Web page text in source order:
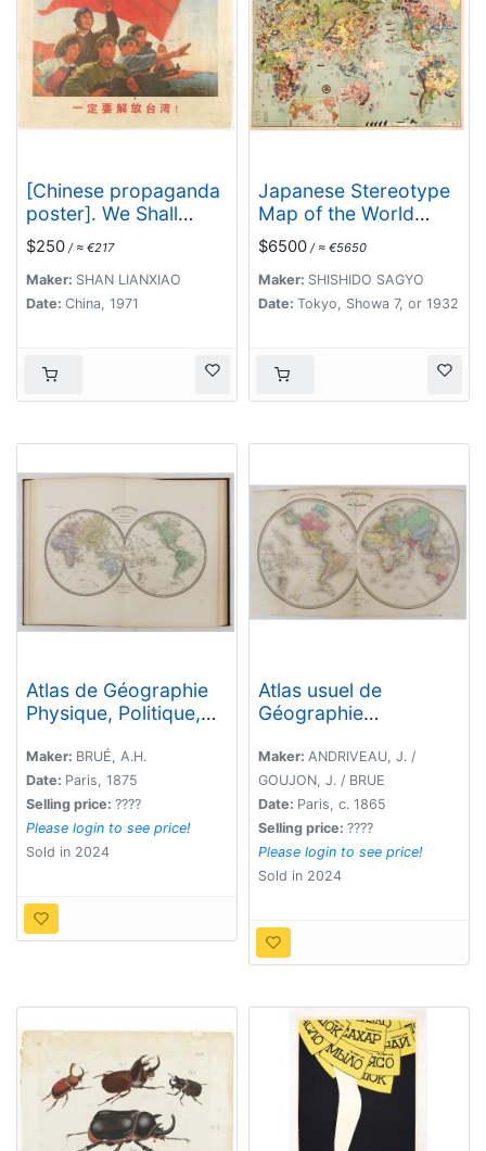
[Chinese propaganda
poster]. We Shall
Liberate Taiwan !
$250 / ≈ €217
Maker: SHAN LIANXIAO
Date: China, 1971
Japanese Stereotype
Map of the World
from 1932 Share
Hitome de wakaru
Manga sekai genjō
chizu. At a glance:
Situation. 目でわか
る 漫画世界現状地圖
$6500 / ≈ €5650
Maker: SHISHIDO SAGYO
Date: Tokyo, Showa 7, or 1932
Atlas de Géographie
Physique, Politique,
contenant les cartes
générales et
particulières toutes
les parties du Monde.
Maker: BRUÉ, A.H.
Date: Paris, 1875
Selling price: ????
Please login to see price!
Sold in 2024
Atlas usuel de
Géographie
Maker: ANDRIVEAU, J. /
GOUJON, J. / BRUE
Date: Paris, c. 1865
Selling price: ????
Please login to see price!
Sold in 2024